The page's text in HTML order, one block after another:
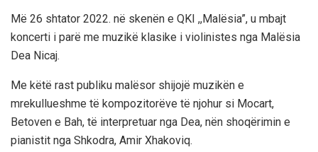
Më 26 shtator 2022. në skenën e QKI ,,Malësia”, u mbajt
koncerti i parë me muzikë klasike i violinistes nga Malësia
Dea Nicaj.
Me këtë rast publiku malësor shijojë muzikën e
mrekullueshme të kompozitorëve të njohur si Mocart,
Betoven e Bah, të interpretuar nga Dea, nën shoqërimin e
pianistit nga Shkodra, Amir Xhakoviq.